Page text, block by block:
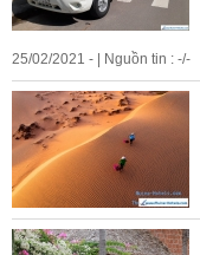
25/02/2021 - | Nguồn tin : -/-